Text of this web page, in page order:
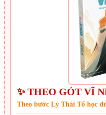
✨ THEO GÓT VĨ
Theo bước Lý Thái Tổ học